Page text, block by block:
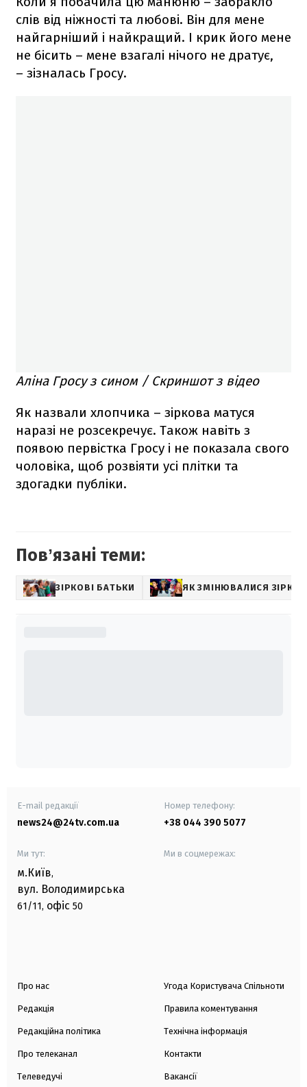
слів від ніжності та любові. Він для мене
найгарніший і найкращий. І крик його мене
не бісить – мене взагалі нічого не дратує,
– зізналась Гросу.
Аліна Гросу з сином / Скриншот з відео
Як назвали хлопчика – зіркова матуся
наразі не розсекречує. Також навіть з
появою первістка Гросу і не показала свого
чоловіка, щоб розвіяти усі плітки та
здогадки публіки.
Повʼязані теми:
ЗІРКОВІ БАТЬКИ ЯК ЗМІНЮВАЛИСЯ ЗІРКИ
E-mail редакції
news24@24tv.com.ua
Номер телефону:
+38 044 390 5077
Ми тут:
м.Київ,
вул. Володимирська
61/11, офіс 50
Ми в соцмережах:
Про нас
Редакція
Редакційна політика
Про телеканал
Телеведучі
Угода Користувача Спільноти
Правила коментування
Технічна інформація
Контакти
Вакансії